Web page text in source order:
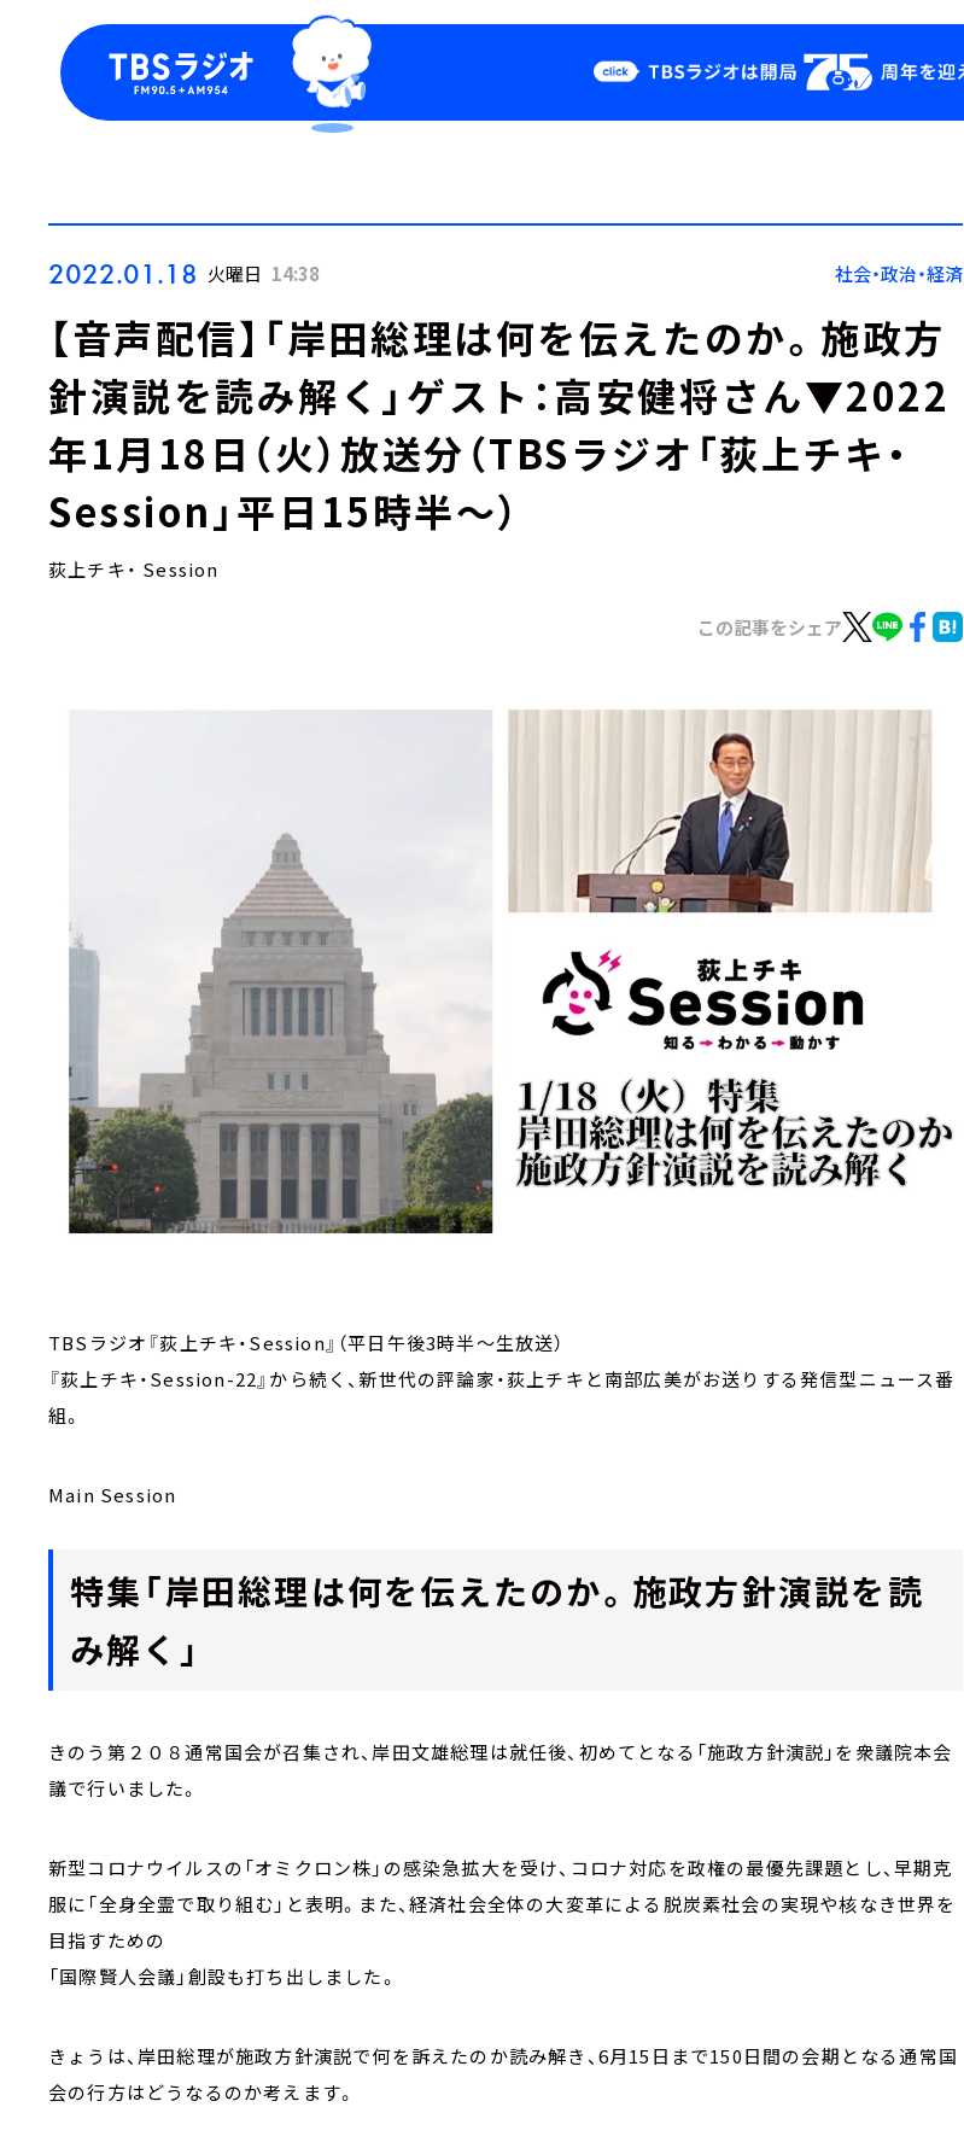
Podcast
YouTube
会社情報
2022.01.18 火曜日 14:38 社会・政治・経済
【音声配信】「岸田総理は何を伝えたのか。施政方
針演説を読み解く」ゲスト：高安健将さん▼2022
年1月18日（火）放送分（TBSラジオ「荻上チキ・
Session」平日15時半～）
荻上チキ・ Session
この記事をシェア
TBSラジオ『荻上チキ・Session』（平日午後3時半～生放送）
『荻上チキ・Session-22』から続く、新世代の評論家・荻上チキと南部広美がお送りする発信型ニュース番
組。
Main Session
特集「岸田総理は何を伝えたのか。施政方針演説を読
み解く」
きのう第２０８通常国会が召集され、岸田文雄総理は就任後、初めてとなる「施政方針演説」を衆議院本会
議で行いました。
新型コロナウイルスの「オミクロン株」の感染急拡大を受け、コロナ対応を政権の最優先課題とし、早期克
服に「全身全霊で取り組む」と表明。また、経済社会全体の大変革による脱炭素社会の実現や核なき世界を
目指すための
「国際賢人会議」創設も打ち出しました。
きょうは、岸田総理が施政方針演説で何を訴えたのか読み解き、6月15日まで150日間の会期となる通常国
会の行方はどうなるのか考えます。